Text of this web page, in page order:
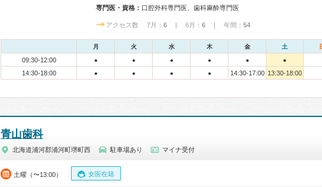
専門医・資格： 口腔外科専門医、歯科麻酔専門医
アクセス数 7月： 6 | 6月： 6 | 年間： 54
月 火 水 木 金 土
09:30-12:00 ● ● ● ● ● ●
14:30-18:00 ● ● ● ● 14:30-17:00 13:30-18:00
青山歯科
北海道浦河郡浦河町堺町西 駐車場あり マイナ受付
土曜（〜13:00） 女医在籍